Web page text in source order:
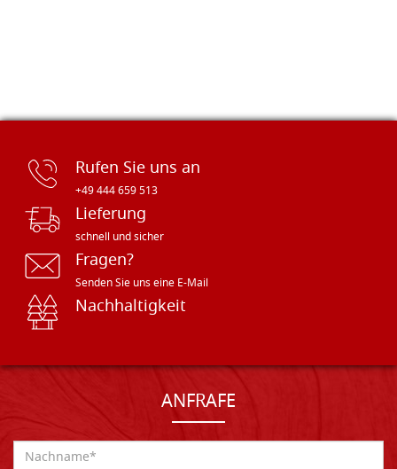
Rufen Sie uns an
+49 444 659 513
Lieferung
schnell und sicher
Fragen?
Senden Sie uns eine E-Mail
Nachhaltigkeit
ANFRAFE